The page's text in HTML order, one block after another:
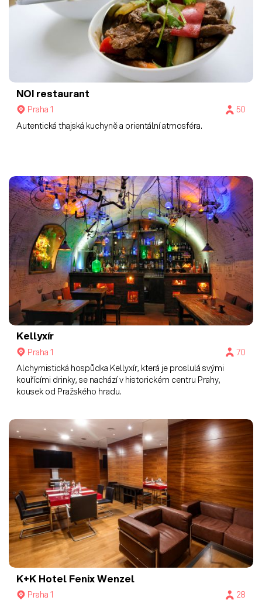
NOI restaurant
Praha 1
50
Autentická thajská kuchyně a orientální atmosféra.
Kellyxír
Praha 1
70
Alchymistická hospůdka Kellyxír, která je proslulá svými
kouřícími drinky, se nachází v historickém centru Prahy,
kousek od Pražského hradu.
K+K Hotel FenixWenzel
Praha 1
28